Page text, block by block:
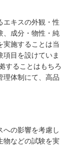
エキスの外観・性
、成分・物性・純
実施することは当
目を設けていま
することはもちろ
理体制にて、高品
への影響を考慮し
物などの試験を実